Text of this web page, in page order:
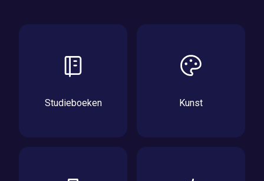
Studieboeken Kunst